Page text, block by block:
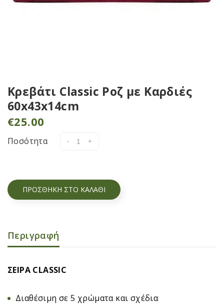
Κρεβάτι Classic Ροζ με Καρδιές
60x43x14cm
€25.00
Ποσότητα
ΠΡΟΣΘΉΚΗ ΣΤΟ ΚΑΛΆΘΙ
Περιγραφή
ΣΕΙΡΑ CLASSIC
Διαθέσιμη σε 5 χρώματα και σχέδια